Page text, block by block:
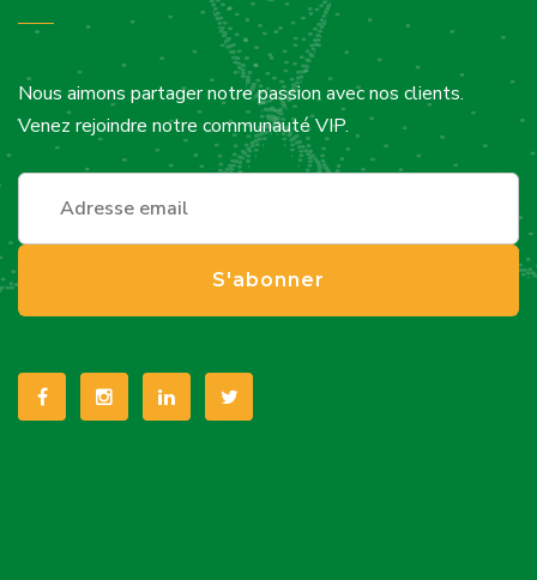
Nous aimons partager notre passion avec nos clients.
Venez rejoindre notre communauté VIP.
S'abonner